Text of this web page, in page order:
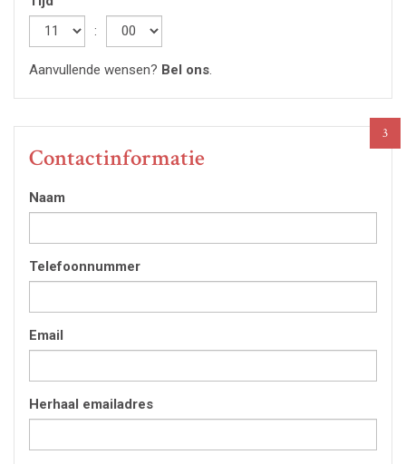
Hour
:
Aanvullende wensen? Bel ons
3
Contactinformatie
Naam
Telefoonnummer
Email
Herhaal emailadres